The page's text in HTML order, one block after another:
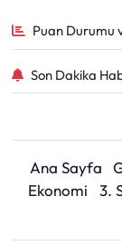
Puan Durumu
Son Dakika
Ana Sayfa
Ekonomi
3.